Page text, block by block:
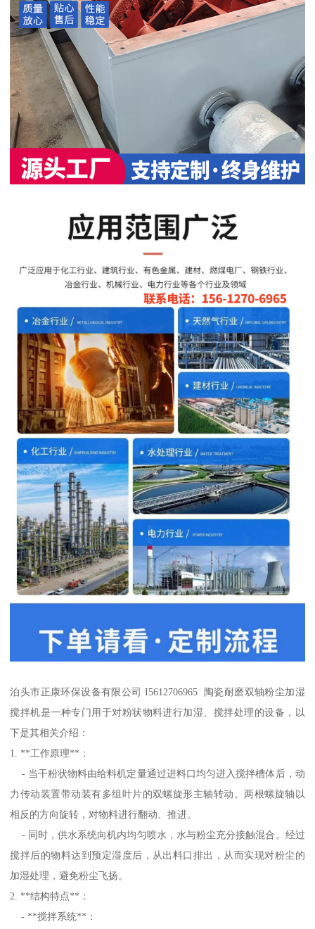
泊头市正康环保设备有限公司 I5612706965 陶瓷耐磨双轴粉尘加湿
搅拌机是一种专门用于对粉状物料进行加湿、搅拌处理的设备，以
下是其相关介绍：
1. **工作原理**：
- 当干粉状物料由给料机定量通过进料口均匀进入搅拌槽体后，动
力传动装置带动装有多组叶片的双螺旋形主轴转动。两根螺旋轴以
相反的方向旋转，对物料进行翻动、推进。
- 同时，供水系统向机内均匀喷水，水与粉尘充分接触混合。经过
搅拌后的物料达到预定湿度后，从出料口排出，从而实现对粉尘的
加湿处理，避免粉尘飞扬。
2. **结构特点**：
- **搅拌系统**：